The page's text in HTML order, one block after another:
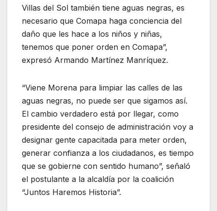
Villas del Sol también tiene aguas negras, es
necesario que Comapa haga conciencia del
daño que les hace a los niños y niñas,
tenemos que poner orden en Comapa”,
expresó Armando Martínez Manríquez.
“Viene Morena para limpiar las calles de las
aguas negras, no puede ser que sigamos así.
El cambio verdadero está por llegar, como
presidente del consejo de administración voy a
designar gente capacitada para meter orden,
generar confianza a los ciudadanos, es tiempo
que se gobierne con sentido humano”, señaló
el postulante a la alcaldía por la coalición
“Juntos Haremos Historia”.